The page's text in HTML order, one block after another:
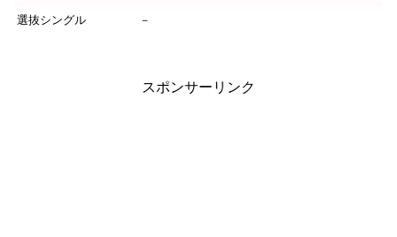
選抜シングル －
スポンサーリンク